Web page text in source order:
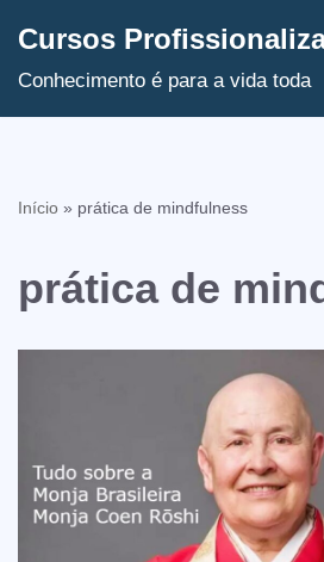
Avançar
Cursos
Conhecimento é para a vida toda
Início » prática de mindfulness
prática de